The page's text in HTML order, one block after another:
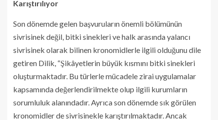
Karıştırılıyor
Son dönemde gelen başvuruların önemli bölümünün
sivrisinek değil, bitki sinekleri ve halk arasında yalancı
sivrisinek olarak bilinen kronomidlerle ilgili olduğunu dile
getiren Dilik, “Şikâyetlerin büyük kısmını bitki sinekleri
oluşturmaktadır. Bu türlerle mücadele zirai uygulamalar
kapsamında değerlendirilmekte olup ilgili kurumların
sorumluluk alanındadır. Ayrıca son dönemde sık görülen
kronomidler de sivrisinekle karıştırılmaktadır. Ancak